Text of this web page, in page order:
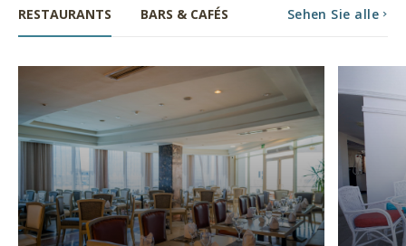
RESTAURANTS BARS & CAFÉS Sehen Sie alle